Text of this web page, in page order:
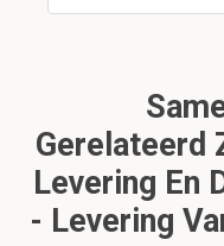
Gerelateerd
Levering En
- Levering